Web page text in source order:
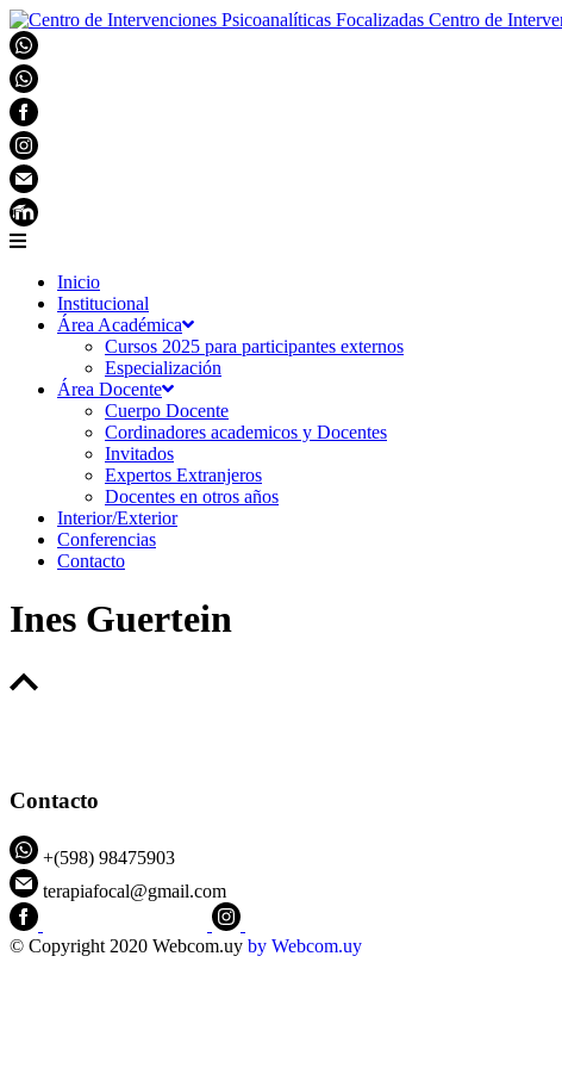
Centro de
Inicio
Institucional
Área Académica
Cursos 2025 para participantes externos
Especialización
Área Docente
Cuerpo Docente
Cordinadores academicos y Docentes
Invitados
Expertos Extranjeros
Docentes en otros años
Interior/Exterior
Conferencias
Contacto
Ines Guertein
Contacto
+(598) 98475903
terapiafocal@gmail.com
© Copyright 2020 Webcom.uy by Webcom.uy